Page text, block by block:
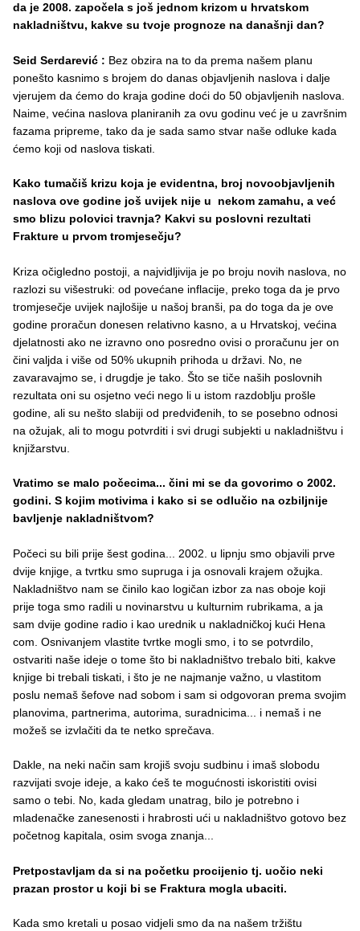
da je 2008. započela s još jednom krizom u hrvatskom
nakladništvu, kakve su tvoje prognoze na današnji dan?
Seid Serdarević : Bez obzira na to da prema našem planu
ponešto kasnimo s brojem do danas objavljenih naslova i dalje
vjerujem da ćemo do kraja godine doći do 50 objavljenih naslova.
Naime, većina naslova planiranih za ovu godinu već je u završnim
fazama pripreme, tako da je sada samo stvar naše odluke kada
ćemo koji od naslova tiskati.
Kako tumačiš krizu koja je evidentna, broj novoobjavljenih
naslova ove godine još uvijek nije u nekom zamahu, a već
smo blizu polovici travnja? Kakvi su poslovni rezultati
Frakture u prvom tromjesečju?
Kriza očigledno postoji, a najvidljivija je po broju novih naslova, no
razlozi su višestruki: od povećane inflacije, preko toga da je prvo
tromjesečje uvijek najlošije u našoj branši, pa do toga da je ove
godine proračun donesen relativno kasno, a u Hrvatskoj, većina
djelatnosti ako ne izravno ono posredno ovisi o proračunu jer on
čini valjda i više od 50% ukupnih prihoda u državi. No, ne
zavaravajmo se, i drugdje je tako. Što se tiče naših poslovnih
rezultata oni su osjetno veći nego li u istom razdoblju prošle
godine, ali su nešto slabiji od predviđenih, to se posebno odnosi
na ožujak, ali to mogu potvrditi i svi drugi subjekti u nakladništvu i
knjižarstvu.
Vratimo se malo počecima... čini mi se da govorimo o 2002.
godini. S kojim motivima i kako si se odlučio na ozbiljnije
bavljenje nakladništvom?
Počeci su bili prije šest godina... 2002. u lipnju smo objavili prve
dvije knjige, a tvrtku smo supruga i ja osnovali krajem ožujka.
Nakladništvo nam se činilo kao logičan izbor za nas oboje koji
prije toga smo radili u novinarstvu u kulturnim rubrikama, a ja
sam dvije godine radio i kao urednik u nakladničkoj kući Hena
com. Osnivanjem vlastite tvrtke mogli smo, i to se potvrdilo,
ostvariti naše ideje o tome što bi nakladništvo trebalo biti, kakve
knjige bi trebali tiskati, i što je ne najmanje važno, u vlastitom
poslu nemaš šefove nad sobom i sam si odgovoran prema svojim
planovima, partnerima, autorima, suradnicima... i nemaš i ne
možeš se izvlačiti da te netko sprečava.
Dakle, na neki način sam krojiš svoju sudbinu i imaš slobodu
razvijati svoje ideje, a kako ćeš te mogućnosti iskoristiti ovisi
samo o tebi. No, kada gledam unatrag, bilo je potrebno i
mladenačke zanesenosti i hrabrosti ući u nakladništvo gotovo bez
početnog kapitala, osim svoga znanja...
Pretpostavljam da si na početku procijenio tj. uočio neki
prazan prostor u koji bi se Fraktura mogla ubaciti.
Kada smo kretali u posao vidjeli smo da na našem tržištu